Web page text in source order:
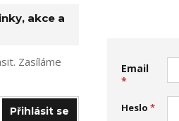
akce a
Zasíláme
Přihlásit se
Email
*
Heslo *